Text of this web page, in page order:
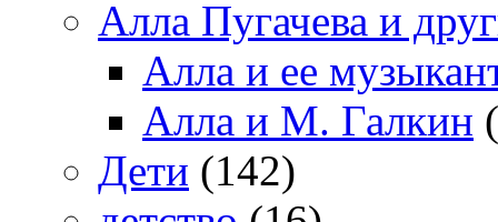
Алла Пугачева и
Алла и ее
Алла и М. Галкин
Дети (142)